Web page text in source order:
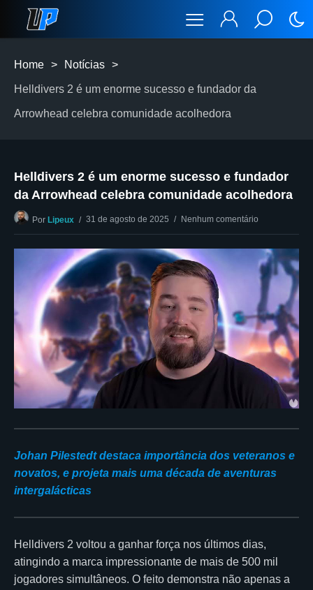
Home > Notícias >
Helldivers 2 é um enorme sucesso e fundador da
Arrowhead celebra comunidade acolhedora
Helldivers 2 é um enorme sucesso e fundador
da Arrowhead celebra comunidade acolhedora
Por Lipeux 31 de agosto de 2025 Nenhum comentário
Johan Pilestedt destaca importância dos veteranos e
novatos, e projeta mais uma década de aventuras
intergalácticas
Helldivers 2 voltou a ganhar força nos últimos dias,
atingindo a marca impressionante de mais de 500 mil
jogadores simultâneos. O feito demonstra não apenas a